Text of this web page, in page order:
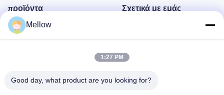
προϊόντα Σχετικά με εμάς
Ποιοτικός έλεγχος
Περιπτώσεις
Mellow
1:27 PM
Good day, what product are you looking for?